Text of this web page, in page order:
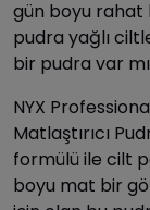
gün boyu rahat
pudra yağlı
bir pudra var
NYX
Matlaştırıcı
formülü ile cilt
boyu mat bir